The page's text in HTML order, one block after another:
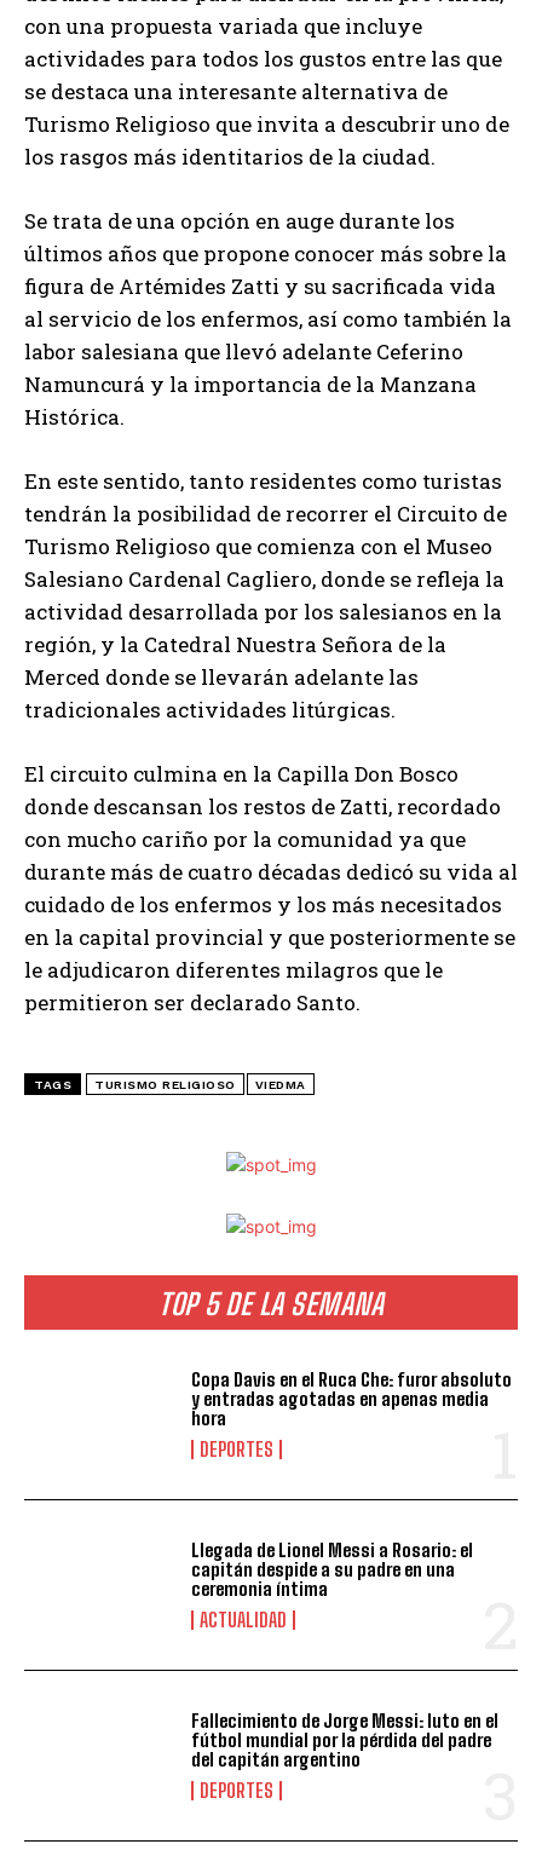
TOP 5 DE LA SEMANA
Copa Davis en el Ruca Che: furor absoluto
y entradas agotadas en apenas media
hora
DEPORTES
Llegada de Lionel Messi a Rosario: el
capitán despide a su padre en una
ceremonia íntima
ACTUALIDAD
Fallecimiento de Jorge Messi: luto en el
fútbol mundial por la pérdida del padre
del capitán argentino
DEPORTES
con una propuesta variada que incluye
actividades para todos los gustos entre las que
se destaca una interesante alternativa de
Turismo Religioso que invita a descubrir uno de
los rasgos más identitarios de la ciudad.
Se trata de una opción en auge durante los
últimos años que propone conocer más sobre la
figura de Artémides Zatti y su sacrificada vida
al servicio de los enfermos, así como también la
labor salesiana que llevó adelante Ceferino
Namuncurá y la importancia de la Manzana
Histórica.
En este sentido, tanto residentes como turistas
tendrán la posibilidad de recorrer el Circuito de
Turismo Religioso que comienza con el Museo
Salesiano Cardenal Cagliero, donde se refleja la
actividad desarrollada por los salesianos en la
región, y la Catedral Nuestra Señora de la
Merced donde se llevarán adelante las
tradicionales actividades litúrgicas.
El circuito culmina en la Capilla Don Bosco
donde descansan los restos de Zatti, recordado
con mucho cariño por la comunidad ya que
durante más de cuatro décadas dedicó su vida al
cuidado de los enfermos y los más necesitados
en la capital provincial y que posteriormente se
le adjudicaron diferentes milagros que le
permitieron ser declarado Santo.
TAGS TURISMO RELIGIOSO VIEDMA